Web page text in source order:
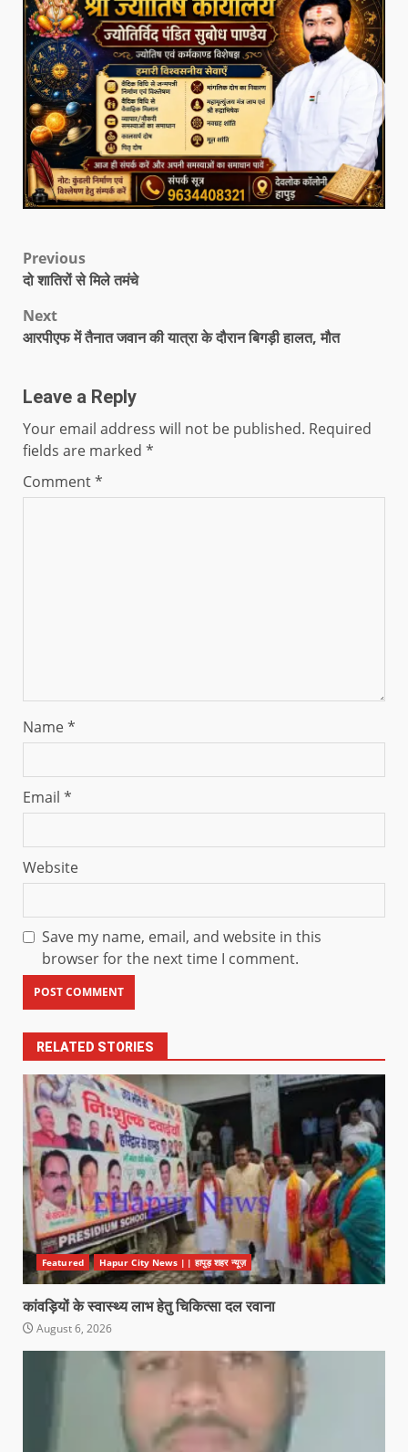
Previous
दो शातिरों से मिले तमंचे
Next
आरपीएफ में तैनात जवान की यात्रा के दौरान बिगड़ी हालत, मौत
Leave a Reply
Your email address will not be published. Required
fields are marked *
Comment*
Name*
Email *
Website
Save my name, email, and website in this
browser for the next time I comment.
RELATED STORIES
Featured Hapur City News || हापुड़ शहर न्यूज़
कांवड़ियों के स्वास्थ्य लाभ हेतु चिकित्सा दल रवाना
August 6, 2026